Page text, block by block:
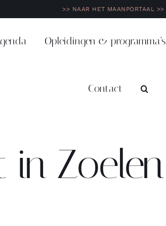
>> NAAR HET MAANPORTAAL >>
Opleidingen & programma’s
Contact
in Zoelen